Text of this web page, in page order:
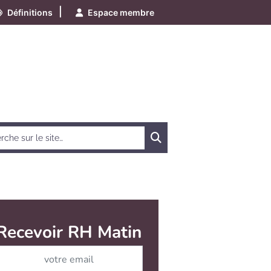
Définitions Espace membre
RH Matin